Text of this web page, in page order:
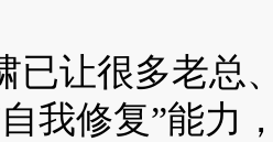
让很多老总、
我修复”能力